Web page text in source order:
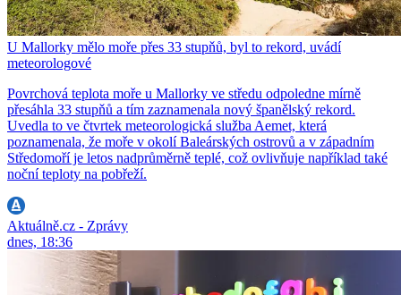
U Mallorky mělo moře přes 33 stupňů, byl to rekord, uvádí
meteorologové
Povrchová teplota moře u Mallorky ve středu odpoledne mírně
přesáhla 33 stupňů a tím zaznamenala nový španělský rekord.
Uvedla to ve čtvrtek meteorologická služba Aemet, která
poznamenala, že moře v okolí Baleárských ostrovů a v západním
Středomoří je letos nadprůměrně teplé, což ovlivňuje například také
noční teploty na pobřeží.
Aktuálně.cz - Zprávy
dnes, 18:36